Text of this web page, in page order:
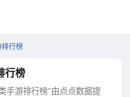
排行榜
行榜
手游排行榜"由点点数据提